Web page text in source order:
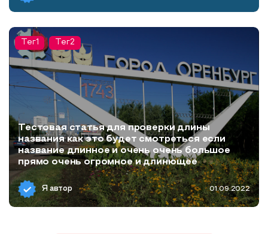
Тег1 Тег2
Тестовая статья для проверки длины
названия как это будет смотреться если
название длинное и очень очень большое
прямо очень огромное и длинющее
Я автор 01.09.2022